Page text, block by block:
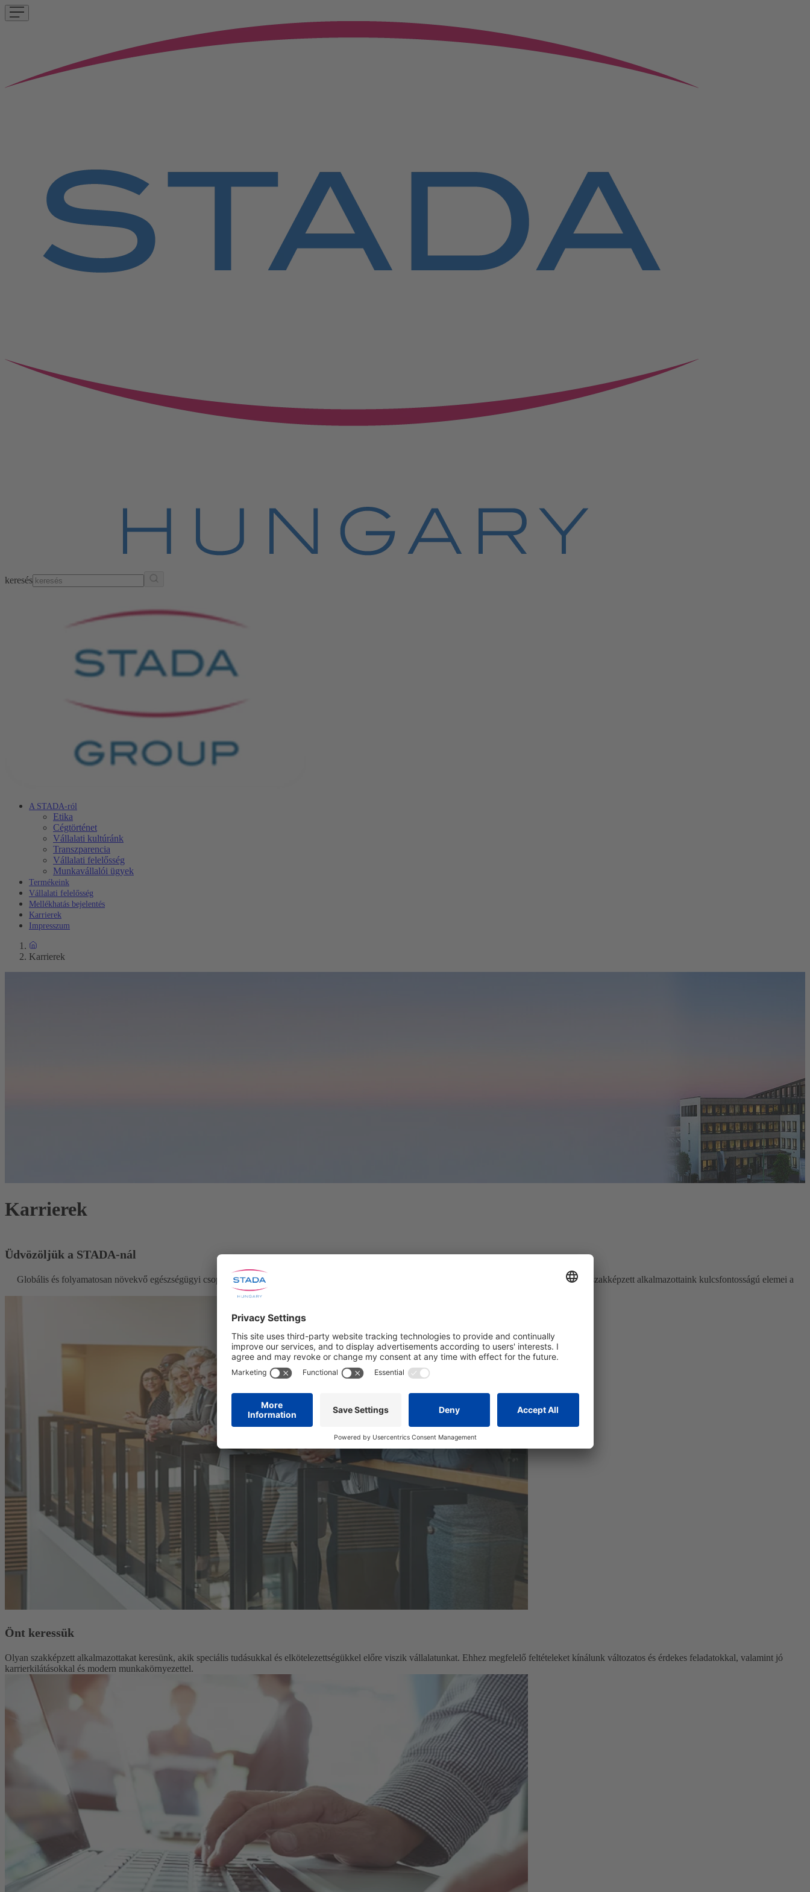
keresés
A STADA-ról
Etika
Cégtörténet
Vállalati kultúránk
Transzparencia
Vállalati felelősség
Munkavállalói ügyek
Termékeink
Vállalati felelősség
Mellékhatás bejelentés
Karrierek
Impresszum
Karrierek
Karrierek
Üdvözöljük a STADA-nál
Globális és folyamatosan növekvő egészségügyi csoportként az emberek egészségének és jóllétének szenteltük magunkat. Tudjuk, hogy elkötelezett és szakképzett alkalmazottaink kulcsfontosságú elemei a
Önt keressük
Olyan szakképzett alkalmazottakat keresünk, akik speciális tudásukkal és elkötelezettségükkel előre viszik vállalatunkat. Ehhez megfelelő feltételeket kínálunk változatos és érdekes feladatokkal, valamint jó
karrierkilátásokkal és modern munkakörnyezettel.